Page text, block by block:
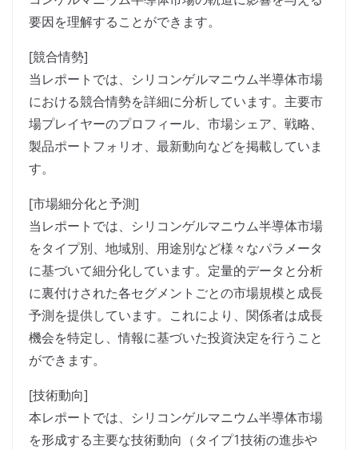
要因を理解することができます。
[競合情勢]
当レポートでは、シリコンゲルマニウム半導体市場
における競合情勢を詳細に分析しています。主要市
場プレイヤーのプロフィール、市場シェア、戦略、
製品ポートフォリオ、最新動向などを掲載していま
す。
[市場細分化と予測]
当レポートでは、シリコンゲルマニウム半導体市場
をタイプ別、地域別、用途別など様々なパラメータ
に基づいて細分化しています。定量的データと分析
に裏付けされた各セグメントごとの市場規模と成長
予測を提供しています。これにより、関係者は成長
機会を特定し、情報に基づいた投資決定を行うこと
ができます。
[技術動向]
本レポートでは、シリコンゲルマニウム半導体市場
を形成する主要な技術動向（タイプ1技術の進歩や